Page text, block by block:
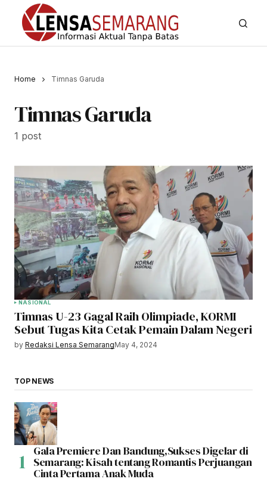
Home Timnas Garuda
Timnas Garuda
1 post
NASIONAL
Timnas U-23 Gagal Raih Olimpiade, KORMI
Sebut Tugas Kita Cetak Pemain Dalam Negeri
by Redaksi Lensa SemarangMay 4, 2024
TOP NEWS
Gala Premiere Dan Bandung,Sukses Digelar di
Semarang: Kisah tentang Romantis Perjuangan
Cinta Pertama Anak Muda